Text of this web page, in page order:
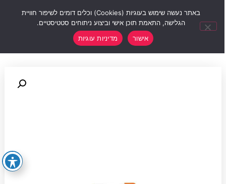
באתר נעשה שימוש בעוגיות (Cookies) וכלים דומים לשיפור חוויית
הגלישה, התאמת תוכן אישי וביצוע ניתוחים סטטיסטיים.
אישור
מדיניות עוגיות